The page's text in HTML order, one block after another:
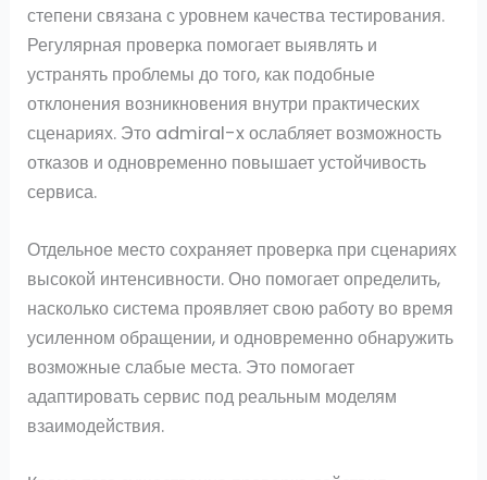
степени связана с уровнем качества тестирования.
Регулярная проверка помогает выявлять и
устранять проблемы до того, как подобные
отклонения возникновения внутри практических
сценариях. Это admiral-x ослабляет возможность
отказов и одновременно повышает устойчивость
сервиса.
Отдельное место сохраняет проверка при сценариях
высокой интенсивности. Оно помогает определить,
насколько система проявляет свою работу во время
усиленном обращении, и одновременно обнаружить
возможные слабые места. Это помогает
адаптировать сервис под реальным моделям
взаимодействия.